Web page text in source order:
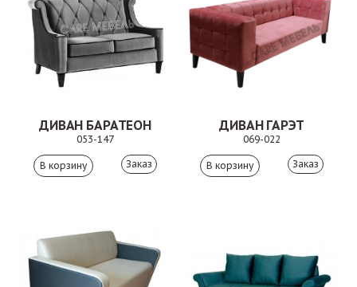
ДИВАН БАРАТЕОН
053-147
Заказ
ДИВАН ГАРЭТ
069-022
Заказ